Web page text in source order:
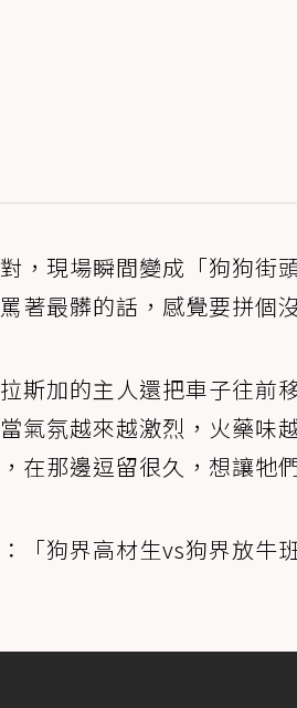
，現場瞬間變成「狗狗街
著最髒的話，感覺要拼個
斯加的主人還把車子往前
氣氛越來越激烈，火藥味
在那邊逗留很久，想讓牠
「狗界高材生vs狗界放牛